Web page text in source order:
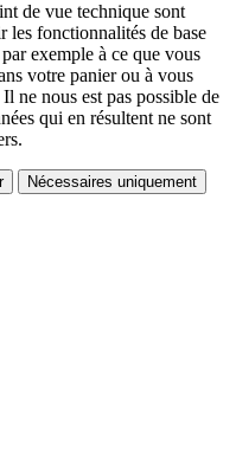
de vue technique sont
les fonctionnalités de base
exemple à ce que vous
votre panier ou à vous
ne nous est pas possible de
qui en résultent ne sont
Nécessaires uniquement